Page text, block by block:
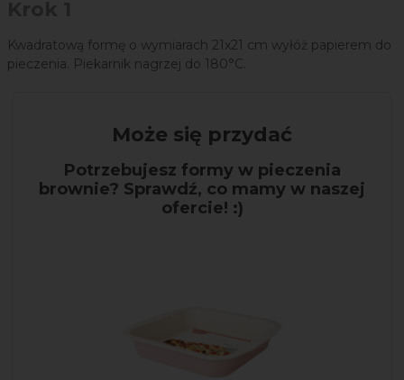
Kwadratową formę o wymiarach 21x21 cm wyłóż papierem do
pieczenia. Piekarnik nagrzej do 180°C.
Może się przydać
Potrzebujesz formy w pieczenia
brownie? Sprawdź, co mamy w naszej
ofercie! :)